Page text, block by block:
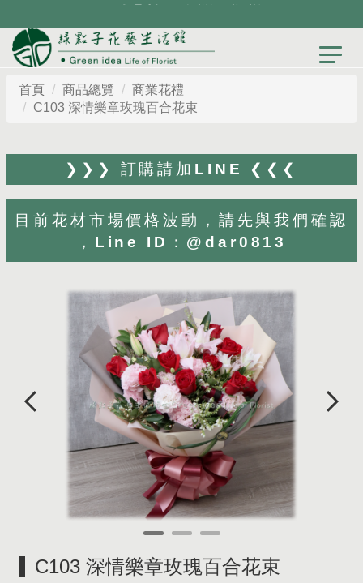
首頁 商品總覽
商業花禮
C103 深情樂章玫瑰百合花束
❯❯❯ 訂購請加LINE ❮❮❮
目前花材市場價格波動，請先與我們確認
，Line ID：@dar0813
C103 深情樂章玫瑰百合花束